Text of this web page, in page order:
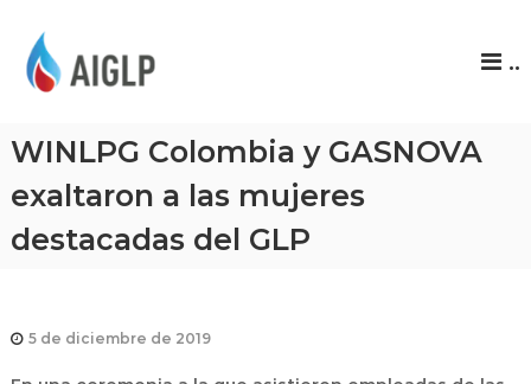
P
..
WINLPG Colombia y GASNOVA
exaltaron a las mujeres
destacadas del GLP
5 de diciembre de 2019